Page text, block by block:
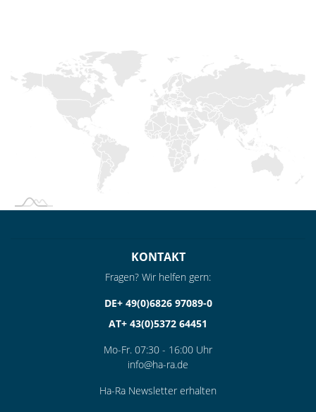
KONTAKT
Fragen? Wir helfen gern:
DE+ 49(0)6826 97089-0
AT+ 43(0)5372 64451
Mo-Fr. 07:30 - 16:00 Uhr
info@ha-ra.de
Ha-Ra Newsletter erhalten